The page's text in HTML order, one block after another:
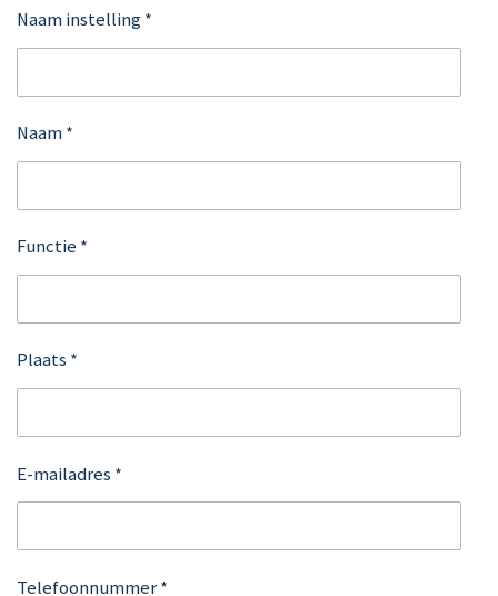
Naam instelling *
Naam *
Functie *
Plaats *
E-mailadres *
Telefoonnummer *